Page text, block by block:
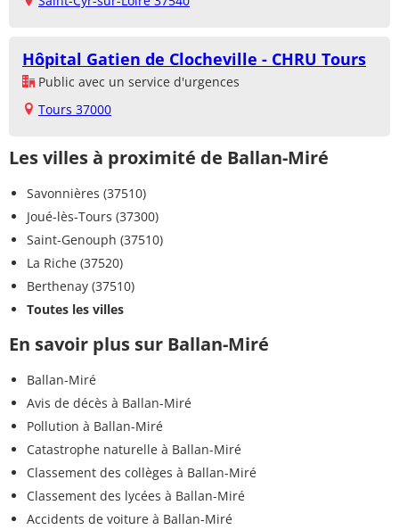
Hôpital Gatien de Clocheville - CHRU Tours
Public avec un service d'urgences
Tours 37000
Les villes à proximité de Ballan-Miré
Savonnières (37510)
Joué-lès-Tours (37300)
Saint-Genouph (37510)
La Riche (37520)
Berthenay (37510)
Toutes les villes
En savoir plus sur Ballan-Miré
Ballan-Miré
Avis de décès à Ballan-Miré
Pollution à Ballan-Miré
Catastrophe naturelle à Ballan-Miré
Classement des collèges à Ballan-Miré
Classement des lycées à Ballan-Miré
Accidents de voiture à Ballan-Miré